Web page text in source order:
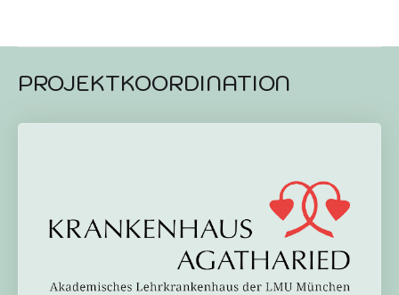
PROJEKTKOORDINATION